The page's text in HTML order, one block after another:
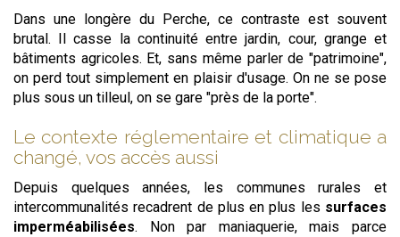
Dans une longère du Perche, ce contraste est souvent
brutal. Il casse la continuité entre jardin, cour, grange et
bâtiments agricoles. Et, sans même parler de "patrimoine",
on perd tout simplement en plaisir d'usage. On ne se pose
plus sous un tilleul, on se gare "près de la porte".
Le contexte réglementaire et climatique a
changé, vos accès aussi
Depuis quelques années, les communes rurales et
intercommunalités recadrent de plus en plus les surfaces
imperméabilisées. Non par maniaquerie, mais parce